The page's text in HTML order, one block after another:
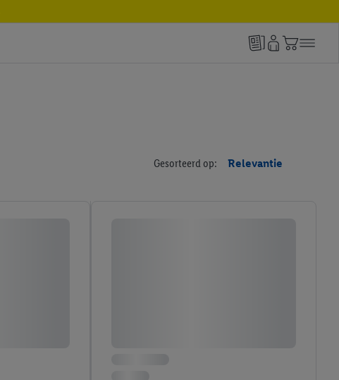
Gesorteerd op: Relevantie